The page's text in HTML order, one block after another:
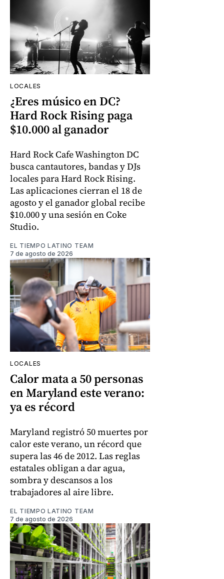
LOCALES
¿Eres músico en DC?
Hard Rock Rising paga
$10.000 al ganador
Hard Rock Cafe Washington DC
busca cantautores, bandas y DJs
locales para Hard Rock Rising.
Las aplicaciones cierran el 18 de
agosto y el ganador global recibe
$10.000 y una sesión en Coke
Studio.
EL TIEMPO LATINO TEAM
7 de agosto de 2026
LOCALES
Calor mata a 50 personas
en Maryland este verano:
ya es récord
Maryland registró 50 muertes por
calor este verano, un récord que
supera las 46 de 2012. Las reglas
estatales obligan a dar agua,
sombra y descansos a los
trabajadores al aire libre.
EL TIEMPO LATINO TEAM
7 de agosto de 2026